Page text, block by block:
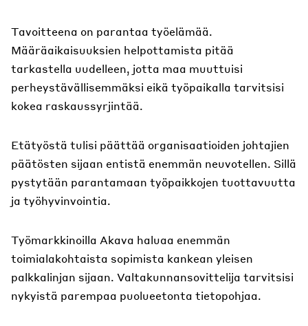
Tavoitteena on parantaa työelämää.
Määräaikaisuuksien helpottamista pitää
tarkastella uudelleen, jotta maa muuttuisi
perheystävällisemmäksi eikä työpaikalla tarvitsisi
kokea raskaussyrjintää.
Etätyöstä tulisi päättää organisaatioiden johtajien
päätösten sijaan entistä enemmän neuvotellen. Sillä
pystytään parantamaan työpaikkojen tuottavuutta
ja työhyvinvointia.
Työmarkkinoilla Akava haluaa enemmän
toimialakohtaista sopimista kankean yleisen
palkkalinjan sijaan. Valtakunnansovittelija tarvitsisi
nykyistä parempaa puolueetonta tietopohjaa.